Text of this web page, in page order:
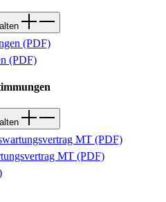
(PDF)
(PDF)
MT (PDF)
MT (PDF)